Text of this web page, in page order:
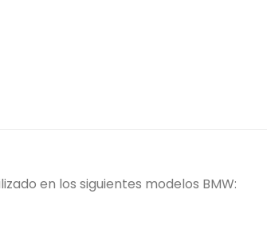
en los siguientes modelos BMW: